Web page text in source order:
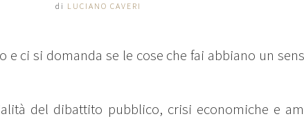
di LUCIANO CAVERI
ci si domanda se le cose che fai abbiano un
del dibattito pubblico, crisi economiche e